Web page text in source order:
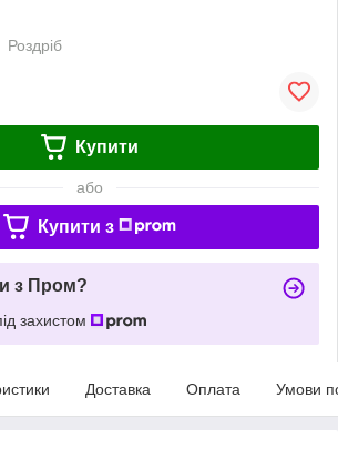
Роздріб
Купити
або
Купити з
з Пром?
захистом
Доставка Оплата Умови